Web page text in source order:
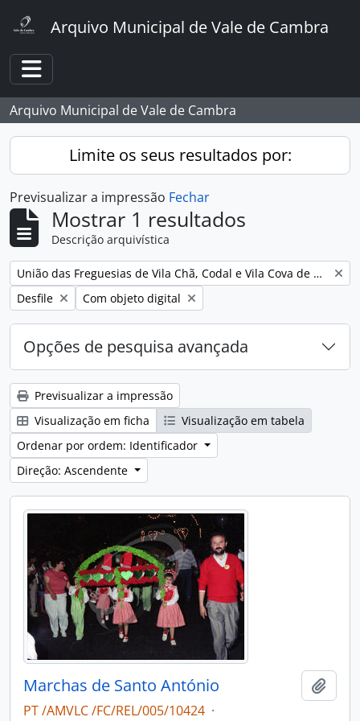
Arquivo Municipal de Vale de Cambra
Toggle navigation
Arquivo Municipal de Vale de Cambra
Limite os seus resultados por:
Previsualizar a impressão Fechar
Mostrar 1 resultados
Descrição arquivística
Remover filtro:
União das Freguesias de Vila Chã, Codal e Vila Cova de Perrinho
Remover filtro:
Desfile Remover filtro:
Com objeto digital
Opções de pesquisa avançada
Previsualizar a impressão
Visualização em ficha
Visualização em tabela
Ordenar por ordem: Identificador
Direção: Ascendente
Marchas de Santo António
PT /AMVLC /FC/REL/005/10424 ·